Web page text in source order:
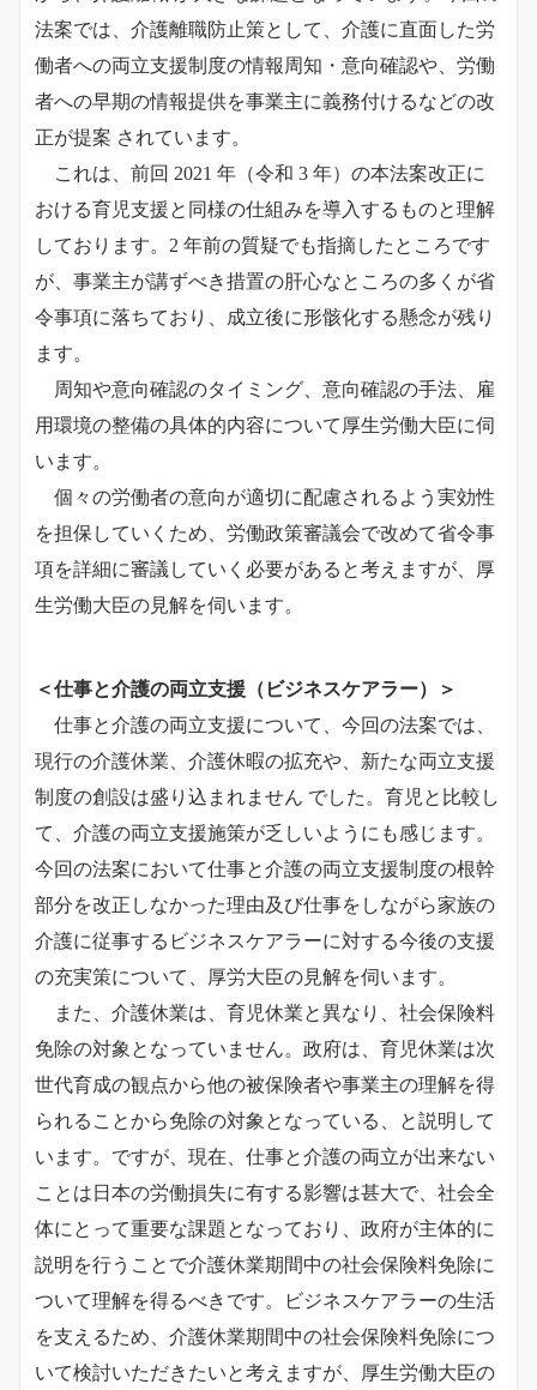
法案では、介護離職防止策として、介護に直面した労
働者への両立支援制度の情報周知・意向確認や、労働
者への早期の情報提供を事業主に義務付けるなどの改
正が提案 されています。
これは、前回 2021 年（令和 3 年）の本法案改正に
おける育児支援と同様の仕組みを導入するものと理解
しております。2 年前の質疑でも指摘したところです
が、事業主が講ずべき措置の肝心なところの多くが省
令事項に落ちており、成立後に形骸化する懸念が残り
ます。
周知や意向確認のタイミング、意向確認の手法、雇
用環境の整備の具体的内容について厚生労働大臣に伺
います。
個々の労働者の意向が適切に配慮されるよう実効性
を担保していくため、労働政策審議会で改めて省令事
項を詳細に審議していく必要があると考えますが、厚
生労働大臣の見解を伺います。
＜仕事と介護の両立支援（ビジネスケアラー）＞
仕事と介護の両立支援について、今回の法案では、
現行の介護休業、介護休暇の拡充や、新たな両立支援
制度の創設は盛り込まれません でした。育児と比較し
て、介護の両立支援施策が乏しいようにも感じます。
今回の法案において仕事と介護の両立支援制度の根幹
部分を改正しなかった理由及び仕事をしながら家族の
介護に従事するビジネスケアラーに対する今後の支援
の充実策について、厚労大臣の見解を伺います。
また、介護休業は、育児休業と異なり、社会保険料
免除の対象となっていません。政府は、育児休業は次
世代育成の観点から他の被保険者や事業主の理解を得
られることから免除の対象となっている、と説明して
います。ですが、現在、仕事と介護の両立が出来ない
ことは日本の労働損失に有する影響は甚大で、社会全
体にとって重要な課題となっており、政府が主体的に
説明を行うことで介護休業期間中の社会保険料免除に
ついて理解を得るべきです。ビジネスケアラーの生活
を支えるため、介護休業期間中の社会保険料免除につ
いて検討いただきたいと考えますが、厚生労働大臣の